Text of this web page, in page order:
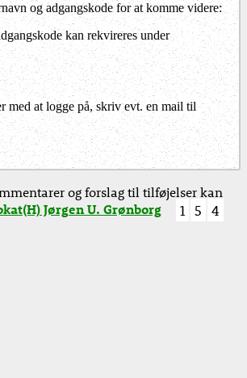
og adgangskode for at komme videre:
kan rekvireres under
med at logge på, skriv evt. en mail til
og forslag til tilføjelser kan
Jørgen U. Grønborg 1 5 4